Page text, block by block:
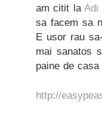
am citit la Adi
sa facem sa
E usor rau
mai sanatos
paine de
http://